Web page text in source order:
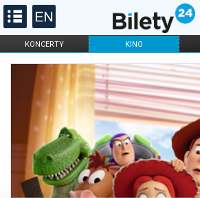
KONCERTY KINO
FILHARMONIA OPERA I BALET
ONLINE